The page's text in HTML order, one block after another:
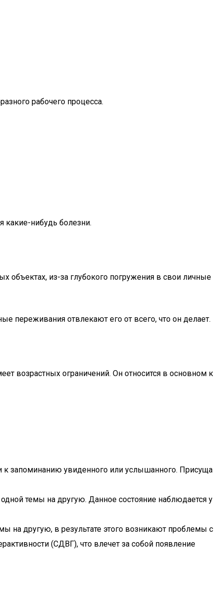
рабочего процесса.
какие-нибудь болезни.
объектах, из-за глубокого погружения в свои личные
переживания отвлекают его от всего, что он делает.
возрастных ограничений. Он относится в основном к
к запоминанию увиденного или услышанного. Присуща
темы на другую. Данное состояние наблюдается у
на другую, в результате этого возникают проблемы с
(СДВГ), что влечет за собой появление